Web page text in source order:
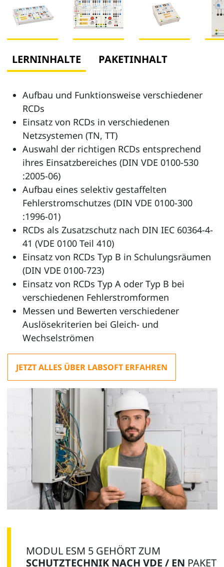
LERNINHALTE PAKETINHALT
Aufbau und Funktionsweise verschiedener
RCDs
Einsatz von RCDs in verschiedenen
Netzsystemen (TN, TT)
Auswahl der richtigen RCDs entsprechend
ihres Einsatzbereiches (DIN VDE 0100-530
:2005-06)
Aufbau eines selektiv gestaffelten
Fehlerstromschutzes (DIN VDE 0100-300
:1996-01)
RCDs als Zusatzschutz nach DIN IEC 60364-4-
41 (VDE 0100 Teil 410)
Einsatz von RCDs Typ B in Schulungsräumen
(DIN VDE 0100-723)
Einsatz von RCDs Typ A oder Typ B bei
verschiedenen Fehlerstromformen
Messen und Bewerten verschiedener
Auslösekriterien bei Gleich- und
Wechselströmen
JETZT ALLES ÜBER LABSOFT ERFAHREN
MODUL ESM 5 GEHÖRT ZUM
SCHUTZTECHNIK NACH VDE / EN PAKET